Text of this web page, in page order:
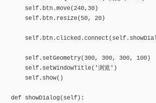
self.btn.move(240,30)
self.btn.resize(50, 20)
self.setGeometry(300, 300, 300, 100)
self.setWindowTitle('浏览')
self.show()
def showDialog(self):